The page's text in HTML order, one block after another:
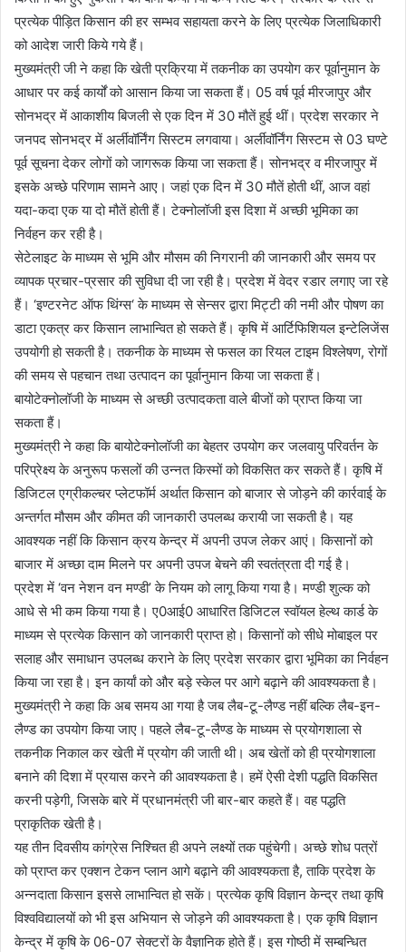
प्रत्येक पीड़ित किसान की हर सम्भव सहायता करने के लिए प्रत्येक जिलाधिकारी
को आदेश जारी किये गये हैं।
मुख्यमंत्री जी ने कहा कि खेती प्रक्रिया में तकनीक का उपयोग कर पूर्वानुमान के
आधार पर कई कार्यों को आसान किया जा सकता हैं। 05 वर्ष पूर्व मीरजापुर और
सोनभद्र में आकाशीय बिजली से एक दिन में 30 मौतें हुई थीं। प्रदेश सरकार ने
जनपद सोनभद्र में अर्लीवॉर्निंग सिस्टम लगवाया। अर्लीवॉर्निंग सिस्टम से 03 घण्टे
पूर्व सूचना देकर लोगों को जागरूक किया जा सकता हैं। सोनभद्र व मीरजापुर में
इसके अच्छे परिणाम सामने आए। जहां एक दिन में 30 मौतें होती थीं, आज वहां
यदा-कदा एक या दो मौतें होती हैं। टेक्नोलॉजी इस दिशा में अच्छी भूमिका का
निर्वहन कर रही है।
सेटेलाइट के माध्यम से भूमि और मौसम की निगरानी की जानकारी और समय पर
व्यापक प्रचार-प्रसार की सुविधा दी जा रही है। प्रदेश में वेदर रडार लगाए जा रहे
हैं। ‘इण्टरनेट ऑफ थिंग्स‘ के माध्यम से सेन्सर द्वारा मिट्टी की नमी और पोषण का
डाटा एकत्र कर किसान लाभान्वित हो सकते हैं। कृषि में आर्टिफिशियल इन्टेलिजेंस
उपयोगी हो सकती है। तकनीक के माध्यम से फसल का रियल टाइम विश्लेषण, रोगों
की समय से पहचान तथा उत्पादन का पूर्वानुमान किया जा सकता हैं।
बायोटेक्नोलॉजी के माध्यम से अच्छी उत्पादकता वाले बीजों को प्राप्त किया जा
सकता हैं।
मुख्यमंत्री ने कहा कि बायोटेक्नोलॉजी का बेहतर उपयोग कर जलवायु परिवर्तन के
परिप्रेक्ष्य के अनुरूप फसलों की उन्नत किस्मों को विकसित कर सकते हैं। कृषि में
डिजिटल एग्रीकल्चर प्लेटफॉर्म अर्थात किसान को बाजार से जोड़ने की कार्रवाई के
अन्तर्गत मौसम और कीमत की जानकारी उपलब्ध करायी जा सकती है। यह
आवश्यक नहीं कि किसान क्रय केन्द्र में अपनी उपज लेकर आएं। किसानों को
बाजार में अच्छा दाम मिलने पर अपनी उपज बेचने की स्वतंत्रता दी गई है।
प्रदेश में ‘वन नेशन वन मण्डी’ के नियम को लागू किया गया है। मण्डी शुल्क को
आधे से भी कम किया गया है। ए0आई0 आधारित डिजिटल स्वॉयल हेल्थ कार्ड के
माध्यम से प्रत्येक किसान को जानकारी प्राप्त हो। किसानों को सीधे मोबाइल पर
सलाह और समाधान उपलब्ध कराने के लिए प्रदेश सरकार द्वारा भूमिका का निर्वहन
किया जा रहा है। इन कार्यां को और बड़े स्केल पर आगे बढ़ाने की आवश्यकता है।
मुख्यमंत्री ने कहा कि अब समय आ गया है जब लैब-टू-लैण्ड नहीं बल्कि लैब-इन-
लैण्ड का उपयोग किया जाए। पहले लैब-टू-लैण्ड के माध्यम से प्रयोगशाला से
तकनीक निकाल कर खेती में प्रयोग की जाती थी। अब खेतों को ही प्रयोगशाला
बनाने की दिशा में प्रयास करने की आवश्यकता है। हमें ऐसी देशी पद्धति विकसित
करनी पड़ेगी, जिसके बारे में प्रधानमंत्री जी बार-बार कहते हैं। वह पद्धति
प्राकृतिक खेती है।
यह तीन दिवसीय कांग्रेस निश्चित ही अपने लक्ष्यों तक पहुंचेगी। अच्छे शोध पत्रों
को प्राप्त कर एक्शन टेकन प्लान आगे बढ़ाने की आवश्यकता है, ताकि प्रदेश के
अन्नदाता किसान इससे लाभान्वित हो सकें। प्रत्येक कृषि विज्ञान केन्द्र तथा कृषि
विश्वविद्यालयों को भी इस अभियान से जोड़ने की आवश्यकता है। एक कृषि विज्ञान
केन्द्र में कृषि के 06-07 सेक्टरों के वैज्ञानिक होते हैं। इस गोष्ठी में सम्बन्धित